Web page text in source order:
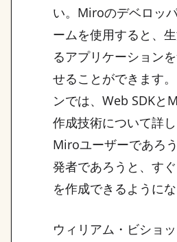
い。Miroのデベロッ
ームを使用すると、
るアプリケーション
せることができます
ンでは、Web SDKと
作成技術について詳し
Miroユーザーであろ
発者であろうと、す
を作成できるようにな
ウィリアム・ビショ